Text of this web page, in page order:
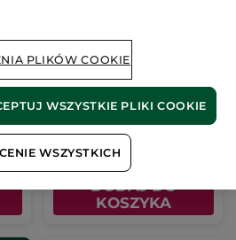
Woda toaletowa Bois
de Sauge
135.00 zł 189.00 zł
DODAJ DO
KOSZYKA
PLIKÓW COOKIE
WSZYSTKICH
WSZYSTKIE PLIKI COOKIE